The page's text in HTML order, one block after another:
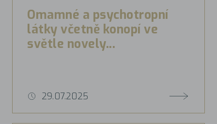
Omamné a psychotropní
látky včetně konopí ve
světle novely...
29.07.2025